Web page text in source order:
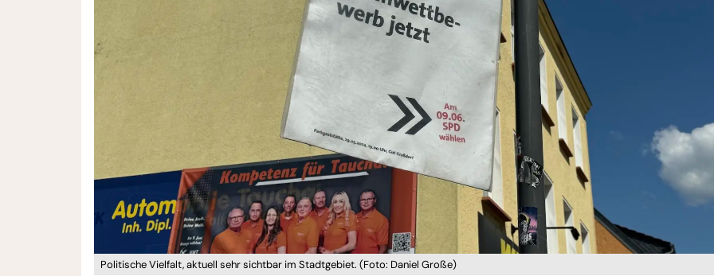
Politische Vielfalt, aktuell sehr sichtbar im Stadtgebiet. (Foto: Daniel Große)